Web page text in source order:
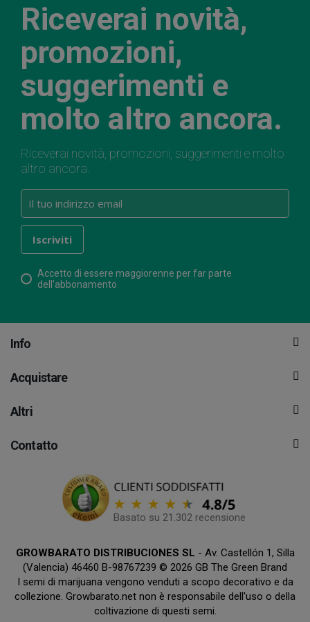
Riceverai novità,
promozioni,
suggerimenti e
molto altro ancora.
Riceverai novità, promozioni, suggerimenti e molto
altro ancora.
Accetto di essere maggiorenne per far parte
dell'abbonamento
Info
Acquistare
Altri
Contatto
Basato su 21.302 recensione
GROWBARATO DISTRIBUCIONES SL - Av. Castellón 1, Silla
(Valencia) 46460 B-98767239 © 2026 GB The Green Brand
I semi di marijuana vengono venduti a scopo decorativo e da
collezione. Growbarato.net non è responsabile dell'uso o della
coltivazione di questi semi.